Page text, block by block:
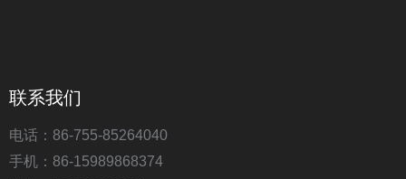
联系我们
电话：86-755-85264040
手机：86-15989868374